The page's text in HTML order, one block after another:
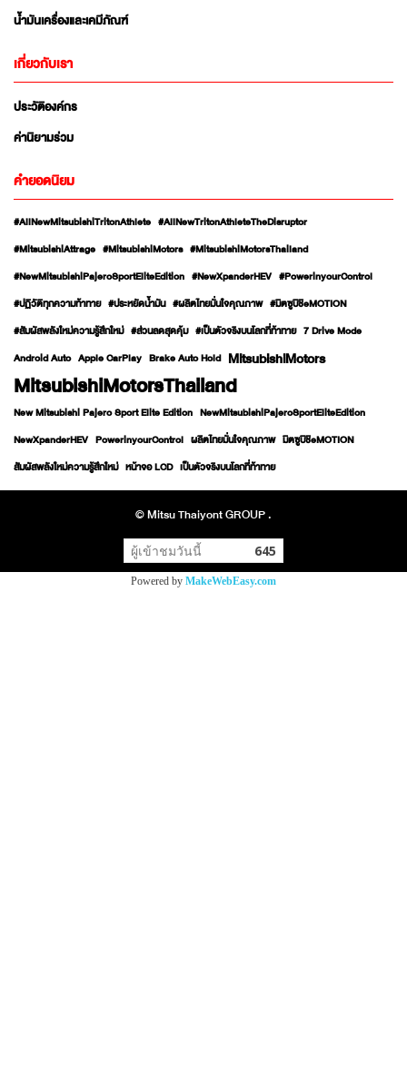
น้ำมันเครื่องและเคมีภัณฑ์
เกี่ยวกับเรา
ประวัติองค์กร
ค่านิยามร่วม
คำยอดนิยม
#AllNewMitsubishiTritonAthlete #AllNewTritonAthleteTheDisruptor
#MitsubishiAttrage #MitsubishiMotors #MitsubishiMotorsThailand
#NewMitsubishiPajeroSportEliteEdition #NewXpanderHEV #PowerinyourControl
#ปฏิวัติทุกความท้าทาย #ประหยัดน้ำมัน #ผลิตไทยมั่นใจคุณภาพ #มิตซูบิชิeMOTION
#สัมผัสพลังใหม่ความรู้สึกใหม่ #ส่วนลดสุดคุ้ม #เป็นตัวจริงบนโลกที่ท้าทาย 7 Drive Mode
Android Auto Apple CarPlay Brake Auto Hold MitsubishiMotors
MitsubishiMotorsThailand
New Mitsubishi Pajero Sport Elite Edition NewMitsubishiPajeroSportEliteEdition
NewXpanderHEV PowerinyourControl ผลิตไทยมั่นใจคุณภาพ มิตซูบิชิeMOTION
สัมผัสพลังใหม่ความรู้สึกใหม่ หน้าจอ LCD เป็นตัวจริงบนโลกที่ท้าทาย
© Mitsu Thaiyont GROUP .
ผู้เข้าชมวันนี้ 645
Powered by MakeWebEasy.com